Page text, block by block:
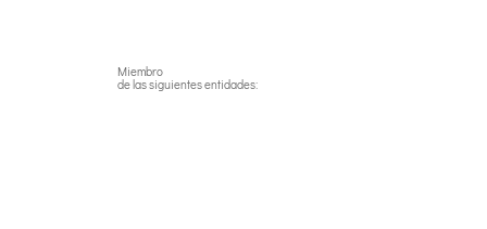
Miembro
de las siguientes entidades: